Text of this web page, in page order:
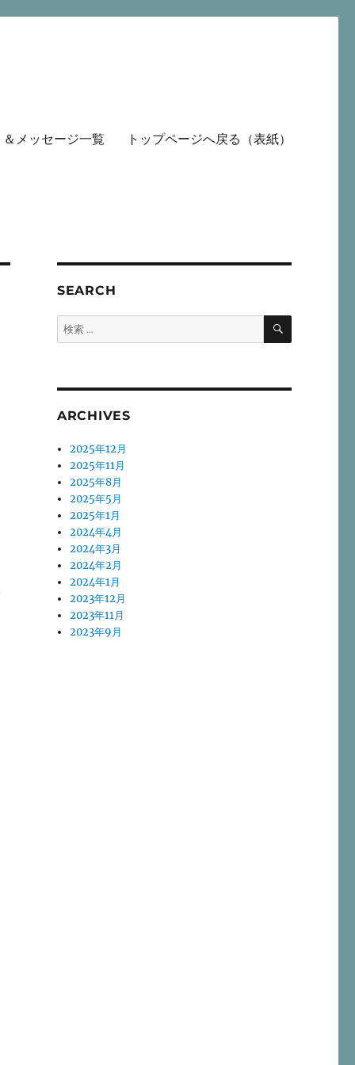
メッセージ一覧 トップページへ戻る（表紙）
SEARCH
検
索:
検
ARCHIVES
2025年12月
2025年11月
2025年8月
2025年5月
2025年1月
2024年4月
2024年3月
2024年2月
2024年1月
2023年12月
2023年11月
2023年9月